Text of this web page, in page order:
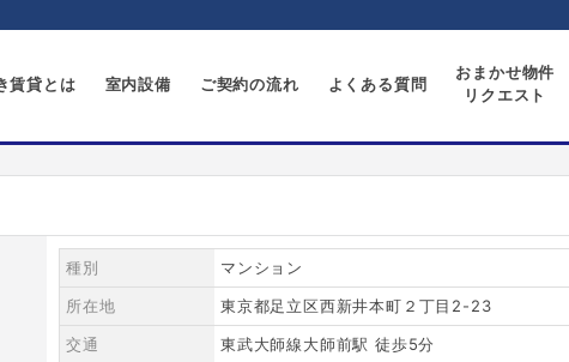
賃貸とは 室内設備 ご契約の流れ よくある質問
おまかせ物件
リクエスト
種別
マンション
所在地
東京都足立区西新井本町２丁目2-23
交通
東武大師線大師前駅 徒歩5分